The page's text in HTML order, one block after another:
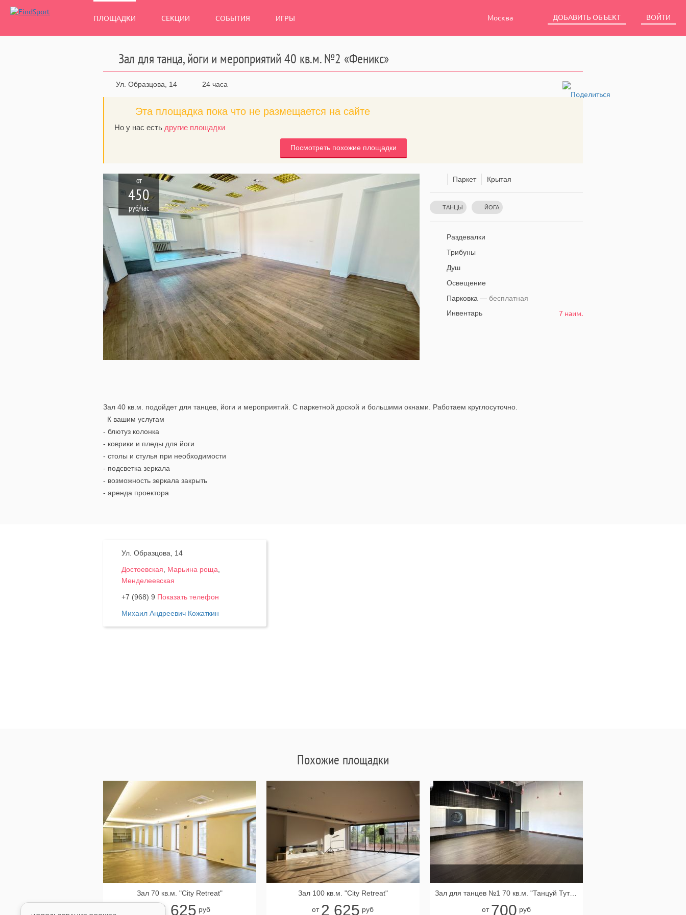
ПЛОЩАДКИ СЕКЦИИ СОБЫТИЯ ИГРЫ Москва ДОБАВИТЬ ОБЪЕКТ ВОЙТИ
Зал для танца, йоги и мероприятий 40 кв.м. №2 «Феникс»
Ул. Образцова, 14 24 часа
Эта площадка пока что не размещается на сайте
Но у нас есть другие площадки
Посмотреть похожие площадки
от
450
руб/час
Паркет Крытая
ТАНЦЫ ЙОГА
Раздевалки
Трибуны
Душ
Освещение
Парковка — бесплатная
Инвентарь
7 наим.
Зал 40 кв.м. подойдет для танцев, йоги и мероприятий. С паркетной доской и большими окнами. Работаем круглосуточно.
К вашим услугам
- блютуз колонка
- коврики и пледы для йоги
- столы и стулья при необходимости
- подсветка зеркала
- возможность зеркала закрыть
- аренда проектора
Ул. Образцова, 14
Достоевская, Марьина роща,
Менделеевская
+7 (968) 9 Показать телефон
Михаил Андреевич Кожаткин
Похожие площадки
Зал 70 кв.м. "City Retreat"
2 625 руб
Зал 100 кв.м. "City Retreat"
от 2 625 руб
Зал для танцев №1 70 кв.м. "Танцуй Тут (Курская)"
от 700 руб